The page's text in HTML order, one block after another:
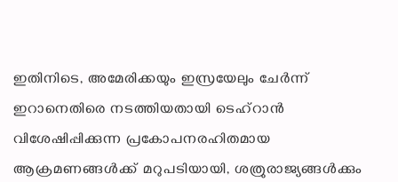
ഇതിനിടെ, അമേരിക്കയും ഇസ്രയേലും ചേർന്ന്
ഇറാനെതിരെ നടത്തിയതായി ടെഹ്റാൻ
വിശേഷിപ്പിക്കുന്ന പ്രകോപനരഹിതമായ
ആക്രമണങ്ങൾക്ക് മറുപടിയായി, ശത്രുരാജ്യങ്ങൾക്കും